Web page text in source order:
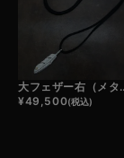
大フェザー右（メタル
¥49,500(税込)